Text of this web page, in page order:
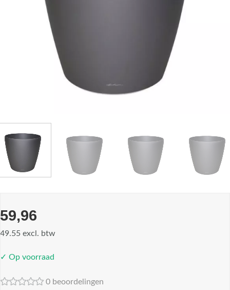
59,96
49.55 excl. btw
✓ Op voorraad
0 beoordelingen